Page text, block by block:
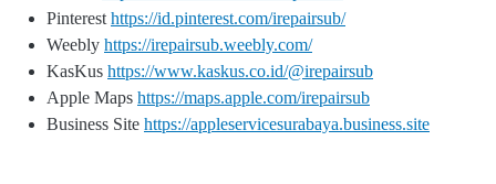
Pinterest https://id.pinterest.com/irepairsub/
Weebly https://irepairsub.weebly.com/
KasKus https://www.kaskus.co.id/@irepairsub
Apple Maps https://maps.apple.com/irepairsub
Business Site https://appleservicesurabaya.business.site